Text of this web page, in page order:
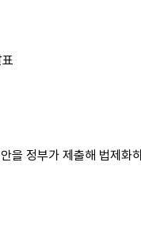
을 정부가 제출해 법제화